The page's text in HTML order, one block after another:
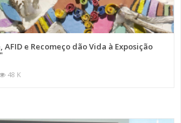
e Recomeço dão Vida à Exposição
48 K